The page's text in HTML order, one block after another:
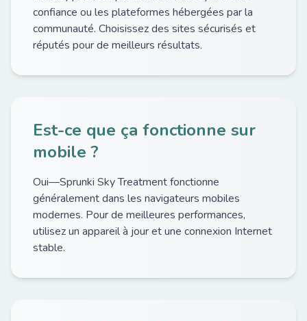
confiance ou les plateformes hébergées par la
communauté. Choisissez des sites sécurisés et
réputés pour de meilleurs résultats.
Est-ce que ça fonctionne sur
mobile ?
Oui—Sprunki Sky Treatment fonctionne
généralement dans les navigateurs mobiles
modernes. Pour de meilleures performances,
utilisez un appareil à jour et une connexion Internet
stable.